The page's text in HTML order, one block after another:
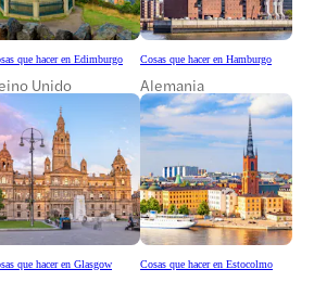
que hacer en Edimburgo
Unido
Cosas que hacer en Hamburgo
Alemania
que hacer en Glasgow Cosas que hacer en Estocolmo